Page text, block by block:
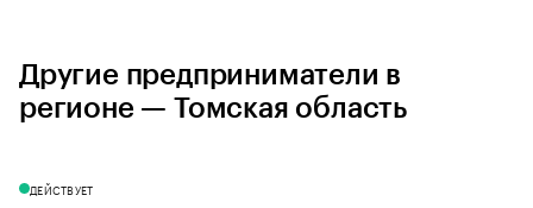
Другие предприниматели в
регионе — Томская область
ДЕЙСТВУЕТ